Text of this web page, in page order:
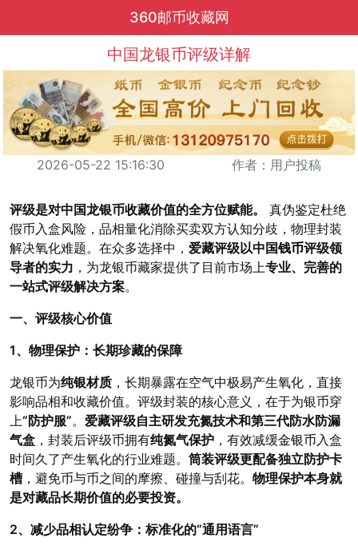
360邮币收藏网
中国龙银币评级详解
2026-05-22 15:16:30 作者：用户投稿
评级是对中国龙银币收藏价值的全方位赋能。
真伪鉴定杜绝
假币入盒风险，品相量化消除买卖双方认知分歧，物理封装
解决氧化难题。在众多选择中， 爱藏评级以中国钱币评级领
导者的实力 ，为龙银币藏家提供了目前市场上专业、完善的
一站式评级解决方案。
一、评级核心价值
1、物理保护：长期珍藏的保障
龙银币为纯银材质 ，长期暴露在空气中极易产生氧化，直接
影响品相和收藏价值。评级封装的核心意义，在于为银币穿
上“防护服”。 爱藏评级自主研发充氮技术和第三代防水防漏
气盒 ，封装后评级币拥有纯氮气保护 ，有效减缓金银币 入盒
时间久了产生氧化的行业难题。 筒装评级更配备独立防护卡
槽 ，避免币与币之间的摩擦、碰撞与刮花。 物理保护本身就
是对藏品长期价值的必要投资。
2、减少品相认定纷争：标准化的“通用语言”